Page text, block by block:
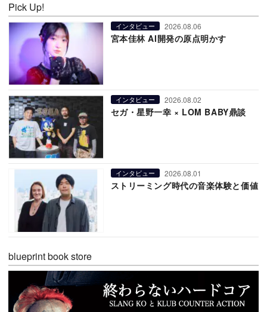
Pick Up!
インタビュー 2026.08.06
宮本佳林 AI開発の原点明かす
インタビュー 2026.08.02
セガ・星野一幸 × LOM BABY鼎談
インタビュー 2026.08.01
ストリーミング時代の音楽体験と価値
blueprint book store